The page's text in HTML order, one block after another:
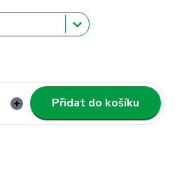
Přidat do košíku